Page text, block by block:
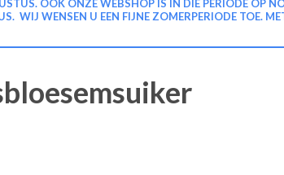
OOK ONZE WEBSHOP IS IN DIE PERIODE OP
WENSEN U EEN FIJNE ZOMERPERIODE TOE.